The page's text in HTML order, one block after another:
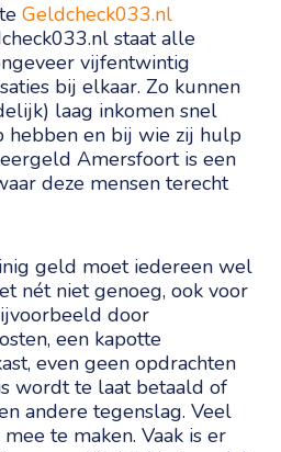
Geldcheck033.nl
staat alle
vijfentwintig
bij elkaar. Zo kunnen
laag inkomen snel
hebben en bij wie zij hulp
Amersfoort is een
deze mensen terecht
geld moet iedereen wel
nét niet genoeg, ook voor
door
een kapotte
even geen opdrachten
wordt te laat betaald of
andere tegenslag. Veel
te maken. Vaak is er